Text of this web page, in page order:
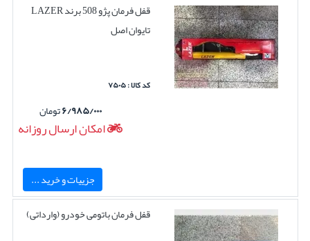
قفل فرمان پژو 508 برند LAZER
تایوان اصل
کد کالا : ۷۵۰۵
۶/۹۸۵/۰۰۰تومان
امکان ارسال روزانه
جزییات و خرید ...
قفل فرمان باتومی خودرو (وارداتی)